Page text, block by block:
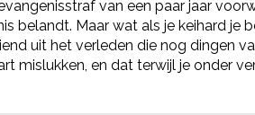
van een paar jaar
belandt. Maar wat als je keihard
uit het verleden die nog dingen
mislukken, en dat terwijl je onder